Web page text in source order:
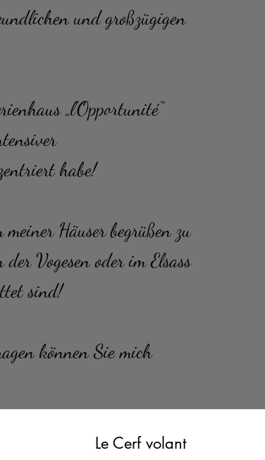
und großzügigen
„l'Opportunité“
habe!
Häuser begrüßen zu
Vogesen oder im Elsass
sind!
können Sie mich
Le Cerf volant